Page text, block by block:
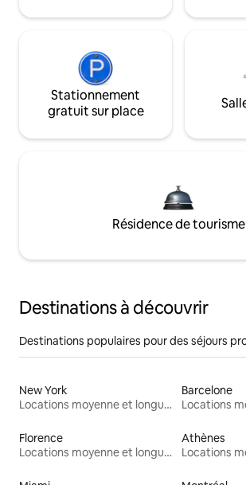
Stationnement
gratuit sur place
Résidence de tourisme
Destinations à découvrir
Destinations populaires pour des séjours
New York
Locations moyenne et longue durée
Barcelone
Florence
Locations moyenne et longue durée
Athènes